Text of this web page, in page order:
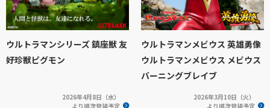
ウルトラマンシリーズ 鎮座獣 友
好珍獣ピグモン
2026年4月8日（水）
より順次登場予定
ウルトラマンメビウス 英雄勇像
ウルトラマンメビウス メビウス
バーニングブレイブ
2026年3月10日（火）
より順次登場予定